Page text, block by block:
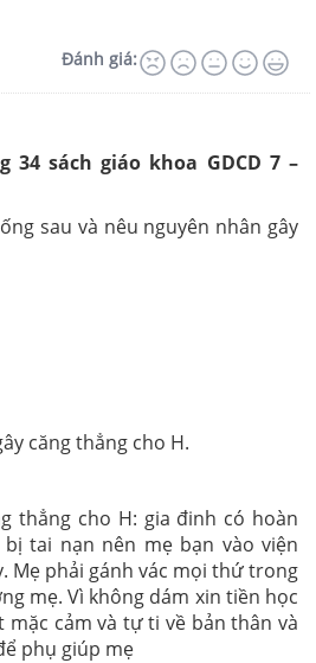
Đánh giá:
sách giáo khoa GDCD 7 –
sau và nêu nguyên nhân gây
căng thẳng cho H.
thẳng cho H: gia đinh có hoàn
tai nạn nên mẹ bạn vào viện
Mẹ phải gánh vác mọi thứ trong
mẹ. Vì không dám xin tiền học
mặc cảm và tự ti về bản thân và
phụ giúp mẹ